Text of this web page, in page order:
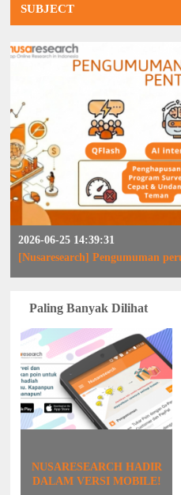
SUBJECT
2026-06-25 14:39:31
[Nusaresearch] Pengumuman
Paling Banyak Dilihat
NUSARESEARCH HADIR
DALAM VERSI MOBILE!